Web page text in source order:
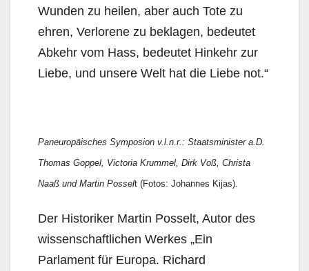
Wunden zu heilen, aber auch Tote zu
ehren, Verlorene zu beklagen, bedeutet
Abkehr vom Hass, bedeutet Hinkehr zur
Liebe, und unsere Welt hat die Liebe not.“
Paneuropäisches Symposion v.l.n.r.: Staatsminister a.D.
Thomas Goppel, Victoria Krummel, Dirk Voß, Christa
Naaß und Martin Posselt (Fotos: Johannes Kijas).
Der Historiker Martin Posselt, Autor des
wissenschaftlichen Werkes „Ein
Parlament für Europa. Richard